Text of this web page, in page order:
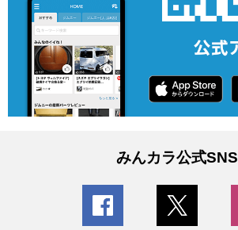
みんカラ公式SNS